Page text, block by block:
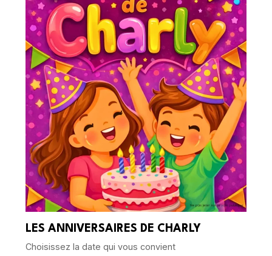
LES ANNIVERSAIRES DE CHARLY
Choisissez la date qui vous convient